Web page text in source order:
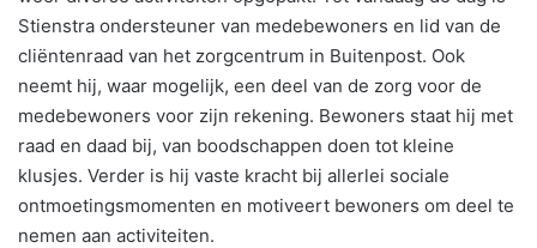
Stienstra ondersteuner van medebewoners en lid van de
cliëntenraad van het zorgcentrum in Buitenpost. Ook
neemt hij, waar mogelijk, een deel van de zorg voor de
medebewoners voor zijn rekening. Bewoners staat hij met
raad en daad bij, van boodschappen doen tot kleine
klusjes. Verder is hij vaste kracht bij allerlei sociale
ontmoetingsmomenten en motiveert bewoners om deel te
nemen aan activiteiten.